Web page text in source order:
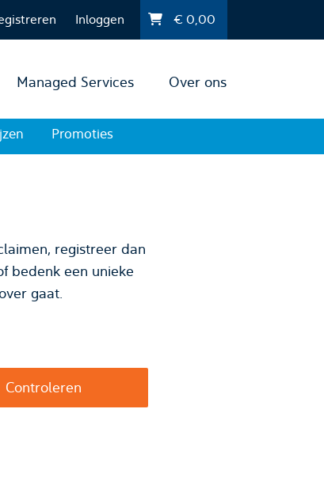
Inloggen €0,00
Managed Services Over ons
Promoties
registreer dan
gaat.